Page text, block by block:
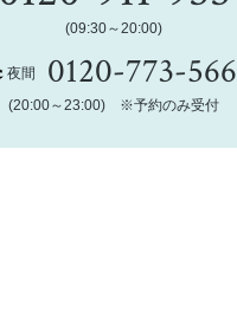
(09:30～20:00)
夜間 0120-773-566
(20:00～23:00) ※予約のみ受付